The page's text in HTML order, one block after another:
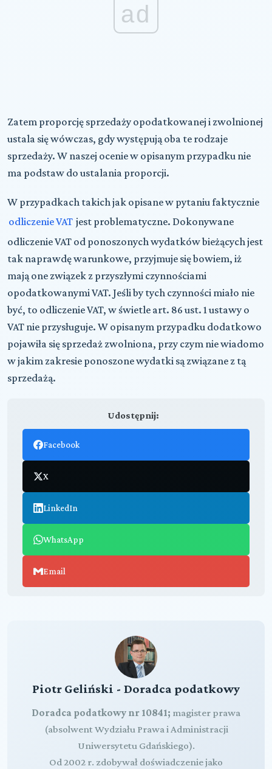
ad
Zatem proporcję sprzedaży opodatkowanej i zwolnionej
ustala się wówczas, gdy występują oba te rodzaje
sprzedaży. W naszej ocenie w opisanym przypadku nie
ma podstaw do ustalania proporcji.
W przypadkach takich jak opisane w pytaniu faktycznie
odliczenie VAT jest problematyczne. Dokonywane
odliczenie VAT od ponoszonych wydatków bieżących jest
tak naprawdę warunkowe, przyjmuje się bowiem, iż
mają one związek z przyszłymi czynnościami
opodatkowanymi VAT. Jeśli by tych czynności miało nie
być, to odliczenie VAT, w świetle art. 86 ust. 1 ustawy o
VAT nie przysługuje. W opisanym przypadku dodatkowo
pojawiła się sprzedaż zwolniona, przy czym nie wiadomo
w jakim zakresie ponoszone wydatki są związane z tą
sprzedażą.
Udostępnij:
Facebook
X
LinkedIn
WhatsApp
Email
Piotr Geliński - Doradca podatkowy
Doradca podatkowy nr 10841; magister prawa
(absolwent Wydziału Prawa i Administracji
Uniwersytetu Gdańskiego).
Od 2002 r. zdobywał doświadczenie jako